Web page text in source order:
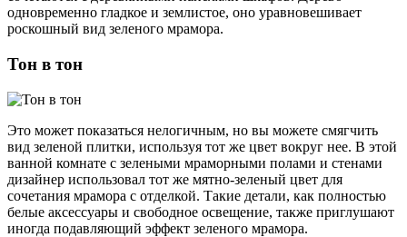
одновременно гладкое и землистое, оно уравновешивает
роскошный вид зеленого мрамора.
Тон в тон
Это может показаться нелогичным, но вы можете смягчить
вид зеленой плитки, используя тот же цвет вокруг нее. В этой
ванной комнате с зелеными мраморными полами и стенами
дизайнер использовал тот же мятно-зеленый цвет для
сочетания мрамора с отделкой. Такие детали, как полностью
белые аксессуары и свободное освещение, также приглушают
иногда подавляющий эффект зеленого мрамора.